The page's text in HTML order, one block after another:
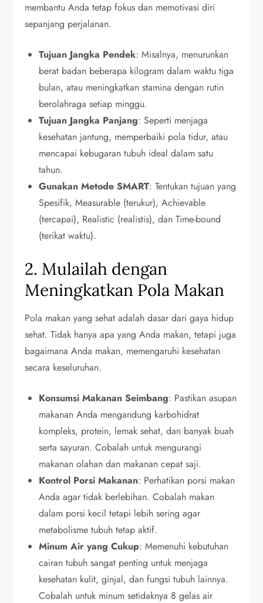
membantu Anda tetap fokus dan memotivasi diri
sepanjang perjalanan.
Tujuan Jangka Pendek: Misalnya, menurunkan
berat badan beberapa kilogram dalam waktu tiga
bulan, atau meningkatkan stamina dengan rutin
berolahraga setiap minggu.
Tujuan Jangka Panjang: Seperti menjaga
kesehatan jantung, memperbaiki pola tidur, atau
mencapai kebugaran tubuh ideal dalam satu
tahun.
Gunakan Metode SMART: Tentukan tujuan yang
Spesifik, Measurable (terukur), Achievable
(tercapai), Realistic (realistis), dan Time-bound
(terikat waktu).
2. Mulailah dengan
Meningkatkan Pola Makan
Pola makan yang sehat adalah dasar dari gaya hidup
sehat. Tidak hanya apa yang Anda makan, tetapi juga
bagaimana Anda makan, memengaruhi kesehatan
secara keseluruhan.
Konsumsi Makanan Seimbang: Pastikan asupan
makanan Anda mengandung karbohidrat
kompleks, protein, lemak sehat, dan banyak buah
serta sayuran. Cobalah untuk mengurangi
makanan olahan dan makanan cepat saji.
Kontrol Porsi Makanan: Perhatikan porsi makan
Anda agar tidak berlebihan. Cobalah makan
dalam porsi kecil tetapi lebih sering agar
metabolisme tubuh tetap aktif.
Minum Air yang Cukup: Memenuhi kebutuhan
cairan tubuh sangat penting untuk menjaga
kesehatan kulit, ginjal, dan fungsi tubuh lainnya.
Cobalah untuk minum setidaknya 8 gelas air